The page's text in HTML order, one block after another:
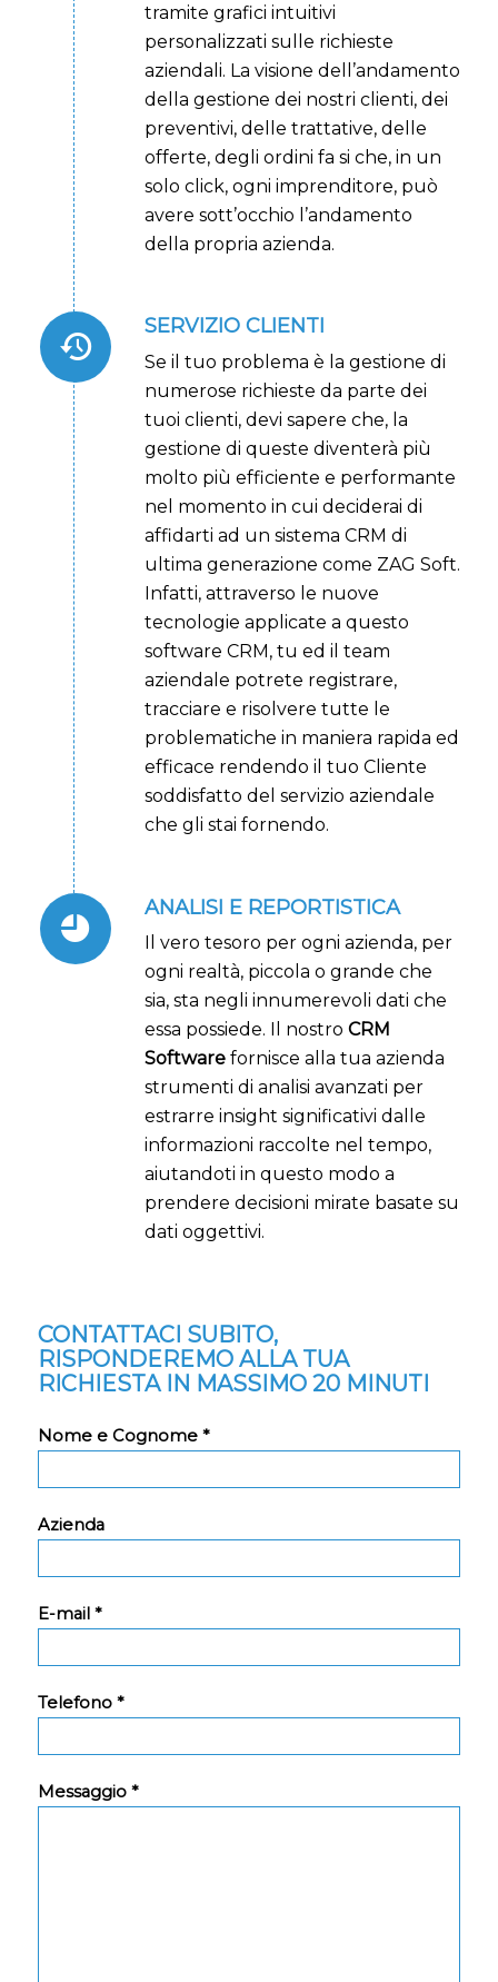
tramite grafici intuitivi
personalizzati sulle richieste
aziendali. La visione dell’andamento
della gestione dei nostri clienti, dei
preventivi, delle trattative, delle
offerte, degli ordini fa si che, in un
solo click, ogni imprenditore, può
avere sott’occhio l’andamento
della propria azienda.
SERVIZIO CLIENTI
Se il tuo problema è la gestione di
numerose richieste da parte dei
tuoi clienti, devi sapere che, la
gestione di queste diventerà più
molto più efficiente e performante
nel momento in cui deciderai di
affidarti ad un sistema CRM di
ultima generazione come ZAG Soft.
Infatti, attraverso le nuove
tecnologie applicate a questo
software CRM, tu ed il team
aziendale potrete registrare,
tracciare e risolvere tutte le
problematiche in maniera rapida ed
efficace rendendo il tuo Cliente
soddisfatto del servizio aziendale
che gli stai fornendo.
ANALISI E REPORTISTICA
Il vero tesoro per ogni azienda, per
ogni realtà, piccola o grande che
sia, sta negli innumerevoli dati che
essa possiede. Il nostro CRM
Softwarefornisce alla tua azienda
strumenti di analisi avanzati per
estrarre insight significativi dalle
informazioni raccolte nel tempo,
aiutandoti in questo modo a
prendere decisioni mirate basate su
dati oggettivi.
CONTATTACI SUBITO,
RISPONDEREMO ALLA TUA
RICHIESTA IN MASSIMO 20 MINUTI
Nome e Cognome *
Azienda
E-mail *
Telefono *
Messaggio *